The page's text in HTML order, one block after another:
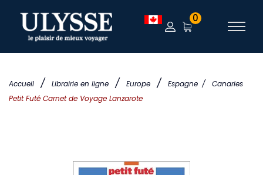
Accueil / Librairie en ligne / Europe / Espagne /
Canaries
Petit Futé Carnet de Voyage Lanzarote
0